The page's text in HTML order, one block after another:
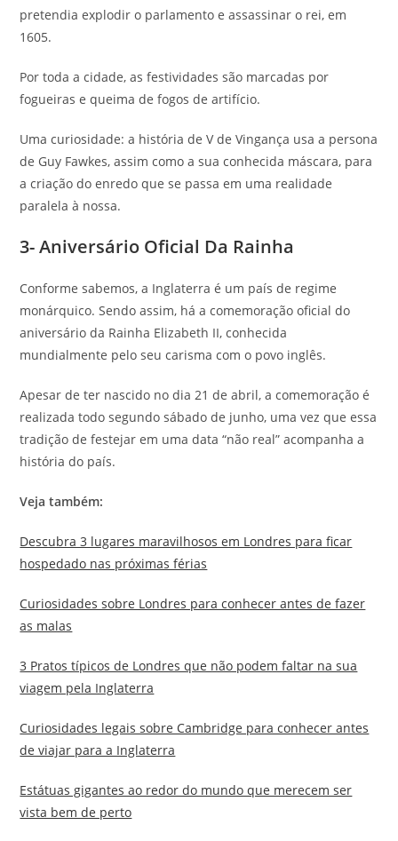
pretendia explodir o parlamento e assassinar o rei, em
1605.
Por toda a cidade, as festividades são marcadas por
fogueiras e queima de fogos de artifício.
Uma curiosidade: a história de V de Vingança usa a persona
de Guy Fawkes, assim como a sua conhecida máscara, para
a criação do enredo que se passa em uma realidade
paralela à nossa.
3- Aniversário Oficial Da Rainha
Conforme sabemos, a Inglaterra é um país de regime
monárquico. Sendo assim, há a comemoração oficial do
aniversário da Rainha Elizabeth II, conhecida
mundialmente pelo seu carisma com o povo inglês.
Apesar de ter nascido no dia 21 de abril, a comemoração é
realizada todo segundo sábado de junho, uma vez que essa
tradição de festejar em uma data “não real” acompanha a
história do país.
Veja também:
Descubra 3 lugares maravilhosos em Londres para ficar
hospedado nas próximas férias
Curiosidades sobre Londres para conhecer antes de fazer
as malas
3 Pratos típicos de Londres que não podem faltar na sua
viagem pela Inglaterra
Curiosidades legais sobre Cambridge para conhecer antes
de viajar para a Inglaterra
Estátuas gigantes ao redor do mundo que merecem ser
vista bem de perto